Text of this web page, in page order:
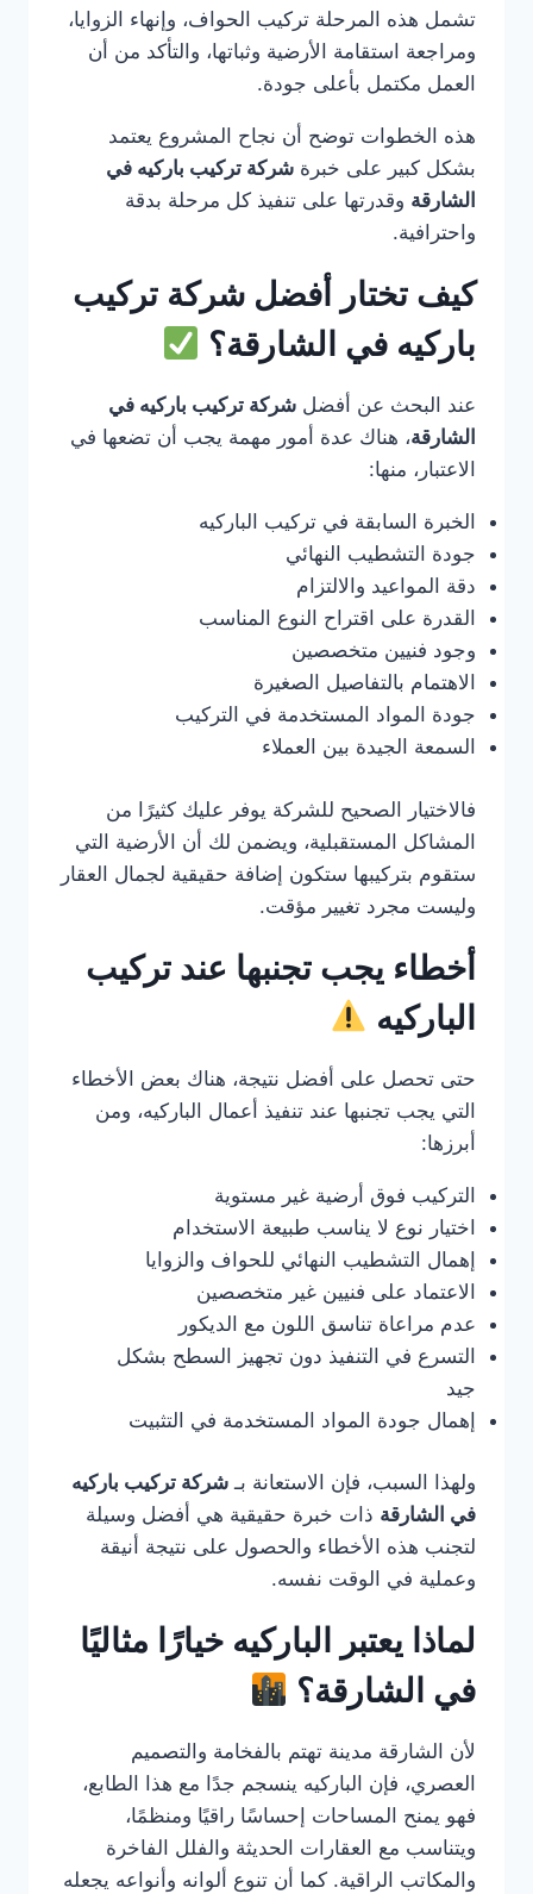
تشمل هذه المرحلة تركيب الحواف، وإنهاء الزوايا،
ومراجعة استقامة الأرضية وثباتها، والتأكد من أن
العمل مكتمل بأعلى جودة.
هذه الخطوات توضح أن نجاح المشروع يعتمد
بشكل كبير على خبرة شركة تركيب باركيه في
الشارقة وقدرتها على تنفيذ كل مرحلة بدقة
واحترافية.
كيف تختار أفضل شركة تركيب
باركيه في الشارقة؟
عند البحث عن أفضل شركة تركيب باركيه في
الشارقة، هناك عدة أمور مهمة يجب أن تضعها في
الاعتبار، منها:
الخبرة السابقة في تركيب الباركيه
جودة التشطيب النهائي
دقة المواعيد والالتزام
القدرة على اقتراح النوع المناسب
وجود فنيين متخصصين
الاهتمام بالتفاصيل الصغيرة
جودة المواد المستخدمة في التركيب
السمعة الجيدة بين العملاء
فالاختيار الصحيح للشركة يوفر عليك كثيرًا من
المشاكل المستقبلية، ويضمن لك أن الأرضية التي
ستقوم بتركيبها ستكون إضافة حقيقية لجمال العقار
وليست مجرد تغيير مؤقت.
أخطاء يجب تجنبها عند تركيب
الباركيه
حتى تحصل على أفضل نتيجة، هناك بعض الأخطاء
التي يجب تجنبها عند تنفيذ أعمال الباركيه، ومن
أبرزها:
التركيب فوق أرضية غير مستوية
اختيار نوع لا يناسب طبيعة الاستخدام
إهمال التشطيب النهائي للحواف والزوايا
الاعتماد على فنيين غير متخصصين
عدم مراعاة تناسق اللون مع الديكور
التسرع في التنفيذ دون تجهيز السطح بشكل
جيد
إهمال جودة المواد المستخدمة في التثبيت
ولهذا السبب، فإن الاستعانة بـ شركة تركيب باركيه
في الشارقة ذات خبرة حقيقية هي أفضل وسيلة
لتجنب هذه الأخطاء والحصول على نتيجة أنيقة
وعملية في الوقت نفسه.
لماذا يعتبر الباركيه خيارًا مثاليًا
في الشارقة؟
لأن الشارقة مدينة تهتم بالفخامة والتصميم
العصري، فإن الباركيه ينسجم جدًا مع هذا الطابع،
فهو يمنح المساحات إحساسًا راقيًا ومنظمًا،
ويتناسب مع العقارات الحديثة والفلل الفاخرة
والمكاتب الراقية. كما أن تنوع ألوانه وأنواعه يجعله